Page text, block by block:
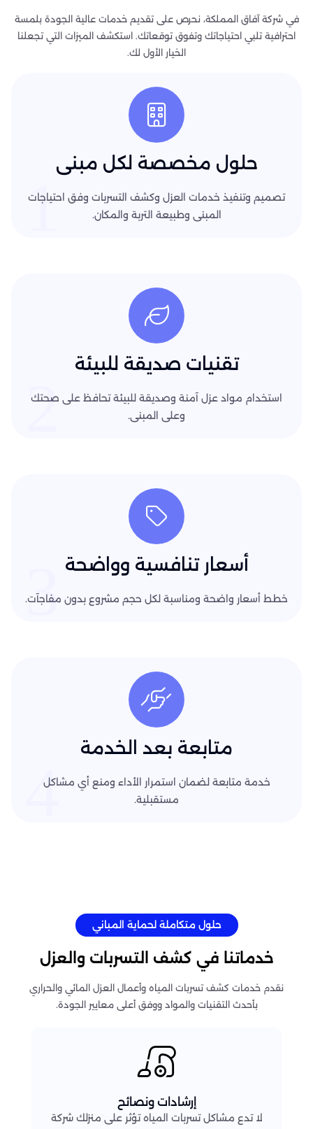
في شركة آفاق المملكة، نحرص على تقديم خدمات عالية الجودة بلمسة
احترافية تلبي احتياجاتك وتفوق توقعاتك. استكشف الميزات التي تجعلنا
الخيار الأول لك.
حلول مخصصة لكل مبنى
تصميم وتنفيذ خدمات العزل وكشف التسربات وفق احتياجات
المبنى وطبيعة التربة والمكان.
1
تقنيات صديقة للبيئة
استخدام مواد عزل آمنة وصديقة للبيئة تحافظ على صحتك
وعلى المبنى.
2
أسعار تنافسية وواضحة
خطط أسعار واضحة ومناسبة لكل حجم مشروع بدون مفاجآت.
3
متابعة بعد الخدمة
خدمة متابعة لضمان استمرار الأداء ومنع أي مشاكل
مستقبلية.
4
حلول متكاملة لحماية المباني
خدماتنا في كشف التسربات والعزل
نقدم خدمات كشف تسربات المياه وأعمال العزل المائي والحراري
بأحدث التقنيات والمواد ووفق أعلى معايير الجودة.
إرشادات ونصائح
لا تدع مشاكل تسربات المياه تؤثر على منزلك شركة